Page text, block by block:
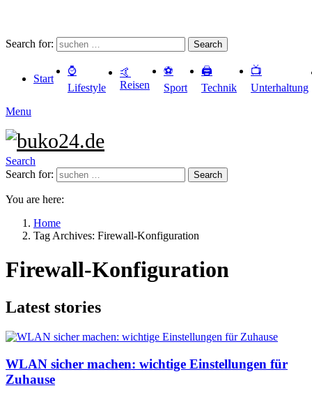
Search for: Search
Start
⌚️
Lifestyle
🤙
Reisen
⚽️
Sport
🖨️
Technik
📺
Unterhaltung
Menu
Search
Search for:
Search
You are here:
Home
Tag Archives: Firewall-Konfiguration
Firewall-Konfiguration
Latest stories
WLAN sicher machen: wichtige Einstellungen für
Zuhause